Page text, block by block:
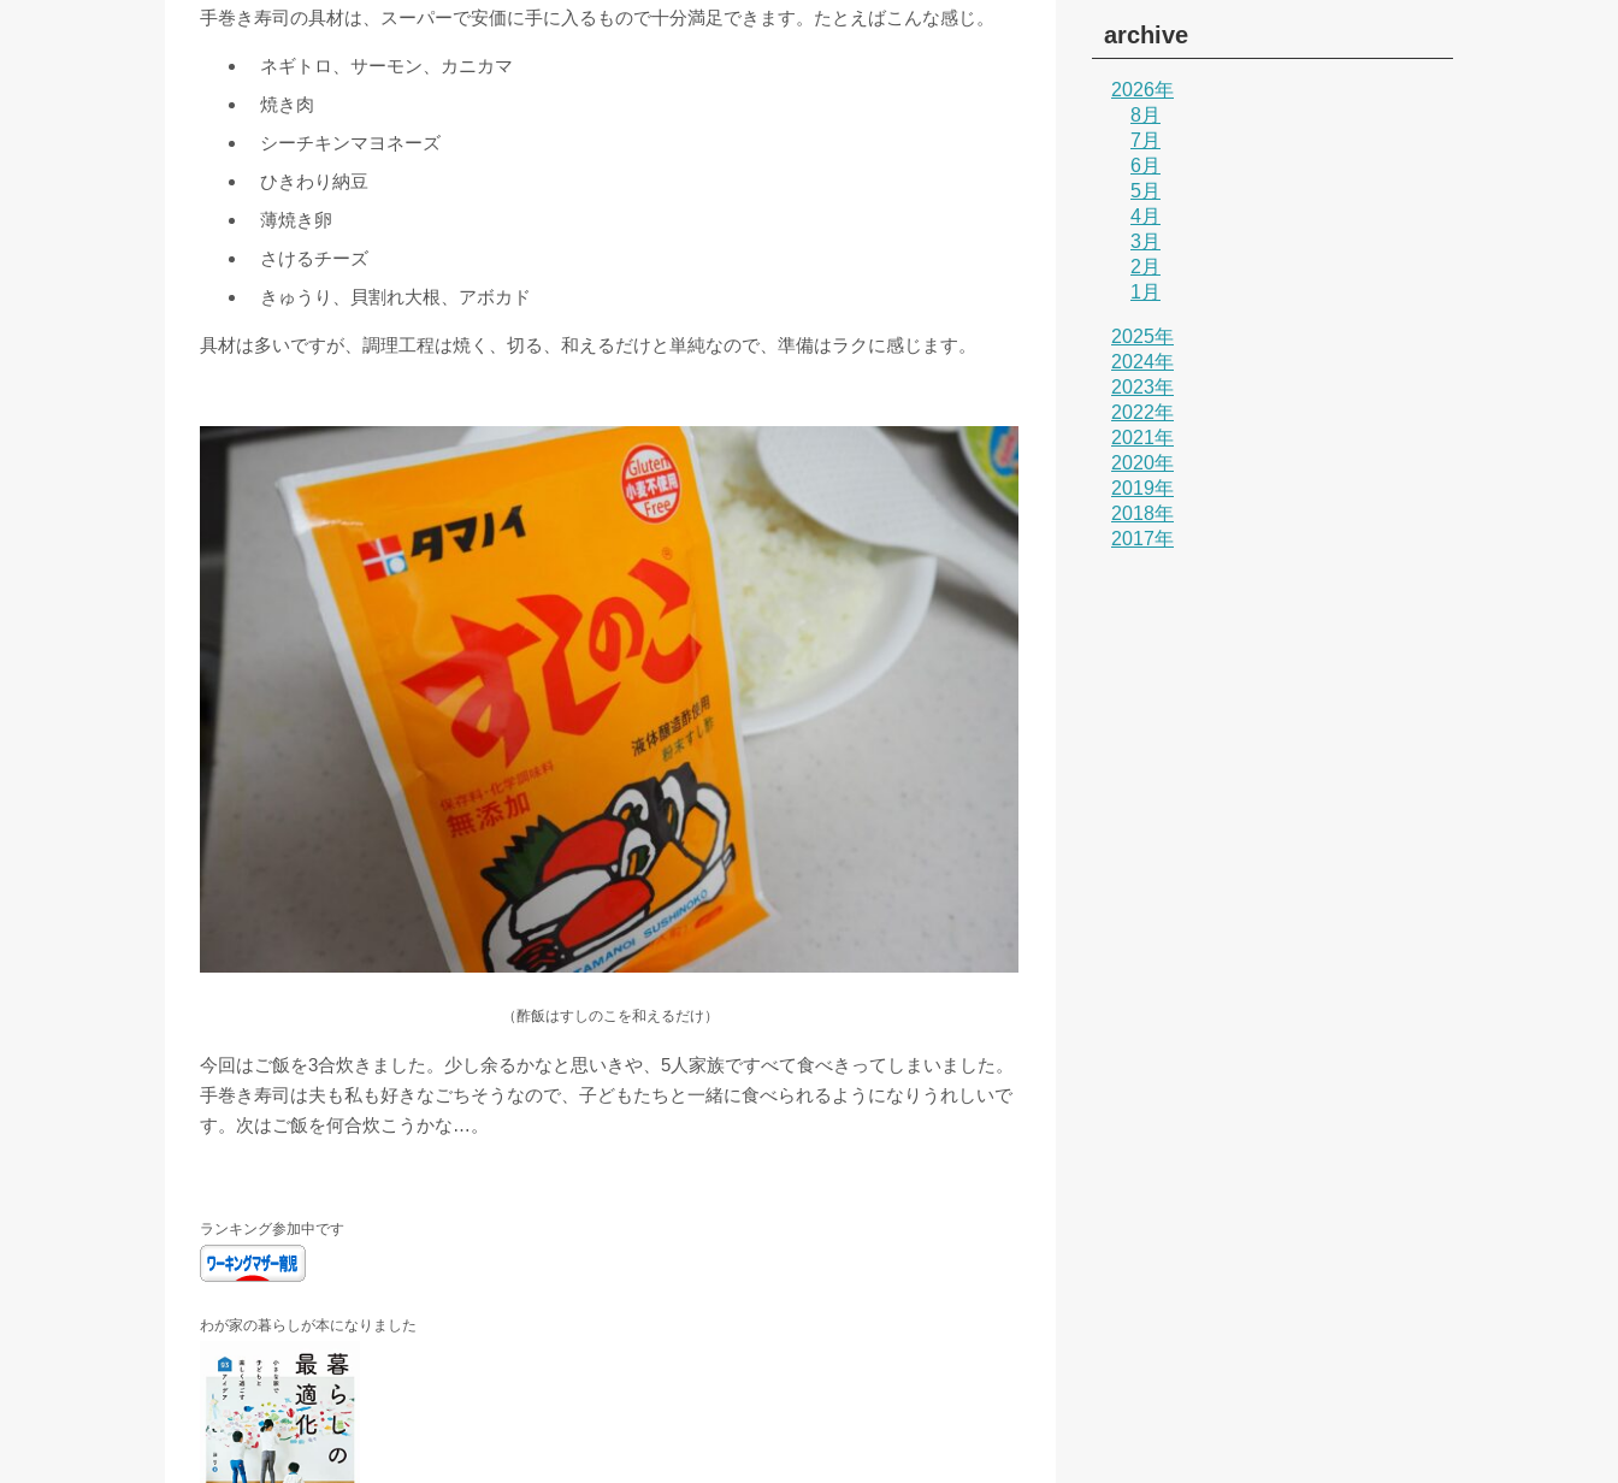
手巻き寿司の具材は、スーパーで安価に手に入るもので十分満足できます。たとえばこんな感じ。
ネギトロ、サーモン、カニカマ
焼き肉
シーチキンマヨネーズ
ひきわり納豆
薄焼き卵
さけるチーズ
きゅうり、貝割れ大根、アボカド
具材は多いですが、調理工程は焼く、切る、和えるだけと単純なので、準備はラクに感じます。
（酢飯はすしのこを和えるだけ）
今回はご飯を3合炊きました。少し余るかなと思いきや、5人家族ですべて食べきってしまいました。
手巻き寿司は夫も私も好きなごちそうなので、子どもたちと一緒に食べられるようになりうれしいで
す。次はご飯を何合炊こうかな…。
ランキング参加中です
わが家の暮らしが本になりました
archive
2026年
8月
7月
6月
5月
4月
3月
2月
1月
2025年
2024年
2023年
2022年
2021年
2020年
2019年
2018年
2017年